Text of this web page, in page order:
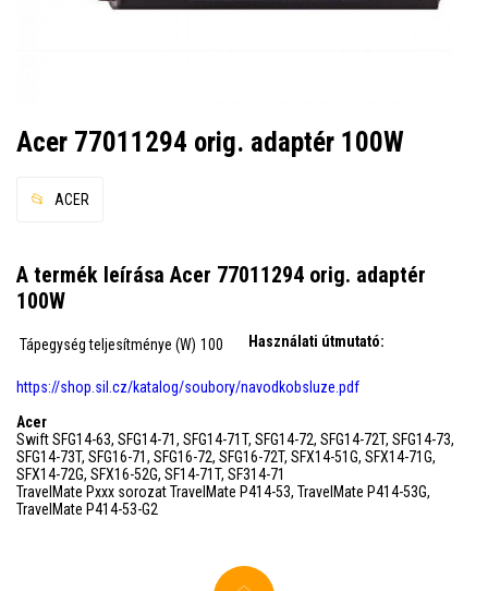
Acer 77011294 orig. adaptér 100W
ACER
A termék leírása Acer 77011294 orig. adaptér
100W
Tápegység teljesítménye (W) 100 Használati útmutató:
https://shop.sil.cz/katalog/soubory/navodkobsluze.pdf
Acer
Swift SFG14-63, SFG14-71, SFG14-71T, SFG14-72, SFG14-72T, SFG14-73,
SFG14-73T, SFG16-71, SFG16-72, SFG16-72T, SFX14-51G, SFX14-71G,
SFX14-72G, SFX16-52G, SF14-71T, SF314-71
TravelMate Pxxx sorozat TravelMate P414-53, TravelMate P414-53G,
TravelMate P414-53-G2